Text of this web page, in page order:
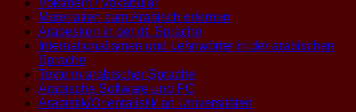
Vokabeln / Vokabular
Materialien zum Arabisch erlernen
Arabesken in der dt. Sprache
Internationalismen und Lehnwörter in der arabischen
Sprache
Texte in arabischer Sprache
Arabische Software und PC
Arabistik/Orientalistik an Universitäten